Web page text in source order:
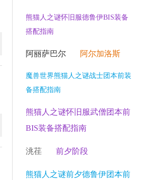
熊猫人之谜怀旧服德鲁伊BIS装备
搭配指南
阿丽萨巴尔 阿尔加洛斯
魔兽世界熊猫人之谜战士团本前装
备搭配指南
熊猫人之谜怀旧服武僧团本前
BIS装备搭配指南
洮荏 前夕阶段
熊猫人之谜前夕德鲁伊团本前